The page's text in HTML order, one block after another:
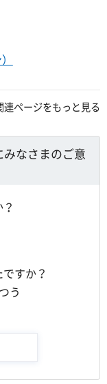
連ページをもっと見る
なさまのご意
すか？
う